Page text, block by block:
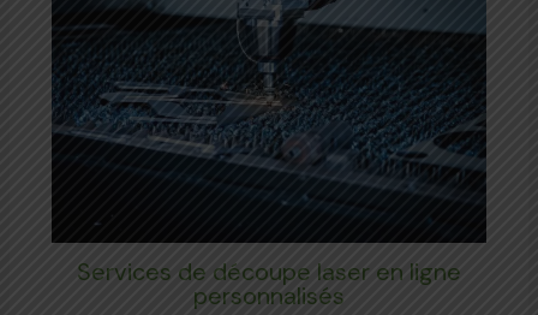
Services de découpe laser en ligne
personnalisés